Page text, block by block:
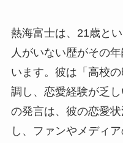
熱海富士は、21歳と
人がいない歴がその
います。彼は「高校
調し、恋愛経験が乏
の発言は、彼の恋愛
し、ファンやメディ